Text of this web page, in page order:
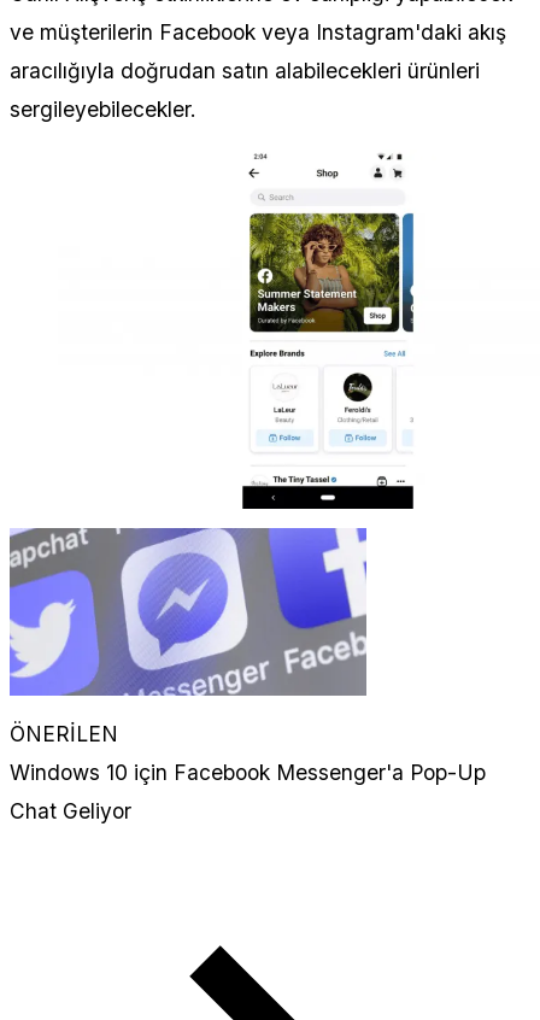
ve müşterilerin Facebook veya Instagram'daki akış
aracılığıyla doğrudan satın alabilecekleri ürünleri
sergileyebilecekler.
ÖNERİLEN
Windows 10 için Facebook Messenger'a Pop-Up
Chat Geliyor